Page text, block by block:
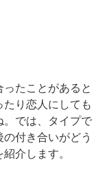
たことがあると
り恋人にしても
。では、タイプで
付き合いがどう
介します。